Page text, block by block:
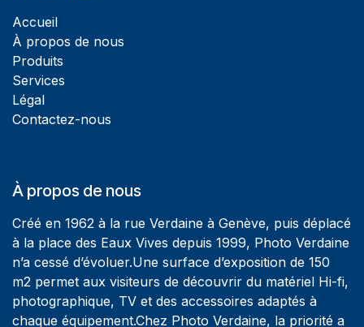
Accueil
À propos de nous
Produits
Services
Légal
Contactez-nous
À propos de nous
Créé en 1962 à la rue Verdaine à Genève, puis déplacé
à la place des Eaux Vives depuis 1999, Photo Verdaine
n’a cessé d’évoluer.Une surface d’exposition de 150
m2 permet aux visiteurs de découvrir du matériel Hi-fi,
photographique, TV et des accessoires adaptés à
chaque équipement.Chez Photo Verdaine, la priorité a